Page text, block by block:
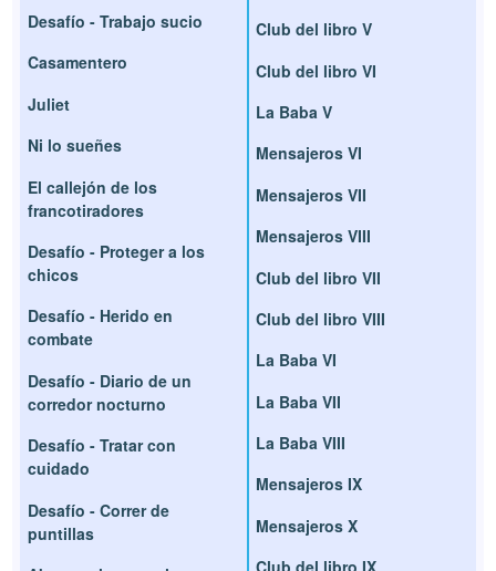
Desafío - Trabajo sucio
Casamentero
Juliet
Ni lo sueñes
El callejón de los
francotiradores
Desafío - Proteger a los
chicos
Desafío - Herido en
combate
Desafío - Diario de un
corredor nocturno
Desafío - Tratar con
cuidado
Desafío - Correr de
puntillas
Club del libro V
Club del libro VI
La Baba V
Mensajeros VI
Mensajeros VII
Mensajeros VIII
Club del libro VII
Club del libro VIII
La Baba VI
La Baba VII
La Baba VIII
Mensajeros IX
Mensajeros X